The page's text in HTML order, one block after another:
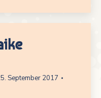
September 2017